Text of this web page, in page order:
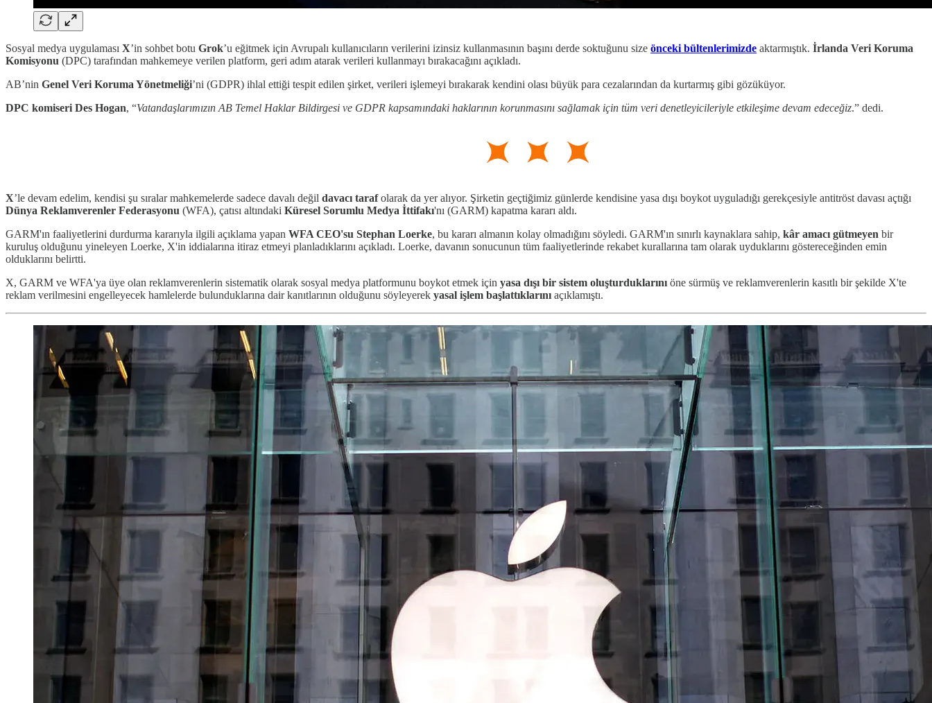
Sosyal medya uygulaması X’in sohbet botu Grok’u eğitmek için Avrupalı kullanıcıların verilerini izinsiz kullanmasının başını derde soktuğunu size önceki bültenlerimizde aktarmıştık. İrlanda Veri Koruma
Komisyonu (DPC) tarafından mahkemeye verilen platform, geri adım atarak verileri kullanmayı bırakacağını açıkladı.
AB’nin Genel Veri Koruma Yönetmeliği’ni (GDPR) ihlal ettiği tespit edilen şirket, verileri işlemeyi bırakarak kendini olası büyük para cezalarından da kurtarmış gibi gözüküyor.
DPC komiseri Des Hogan, “Vatandaşlarımızın AB Temel Haklar Bildirgesi ve GDPR kapsamındaki haklarının korunmasını sağlamak için tüm veri denetleyicileriyle etkileşime devam edeceğiz.” dedi.
X’le devam edelim, kendisi şu sıralar mahkemelerde sadece davalı değil davacı tarafolarak da yer alıyor. Şirketin geçtiğimiz günlerde kendisine yasa dışı boykot uyguladığı gerekçesiyle antitröst davası açtığı
Dünya Reklamverenler Federasyonu (WFA), çatısı altındaki Küresel Sorumlu Medya İttifakı'nı (GARM) kapatma kararı aldı.
GARM'ın faaliyetlerini durdurma kararıyla ilgili açıklama yapan WFA CEO'su Stephan Loerke, bu kararı almanın kolay olmadığını söyledi. GARM'ın sınırlı kaynaklara sahip, kâr amacı gütmeyen bir
kuruluş olduğunu yineleyen Loerke, X'in iddialarına itiraz etmeyi planladıklarını açıkladı. Loerke, davanın sonucunun tüm faaliyetlerinde rekabet kurallarına tam olarak uyduklarını göstereceğinden emin
olduklarını belirtti.
X, GARM ve WFA'ya üye olan reklamverenlerin sistematik olarak sosyal medya platformunu boykot etmek için yasa dışı bir sistem oluşturduklarını öne sürmüş ve reklamverenlerin kasıtlı bir şekilde X'te
reklam verilmesini engelleyecek hamlelerde bulunduklarına dair kanıtlarının olduğunu söyleyerek yasal işlem başlattıklarını açıklamıştı.